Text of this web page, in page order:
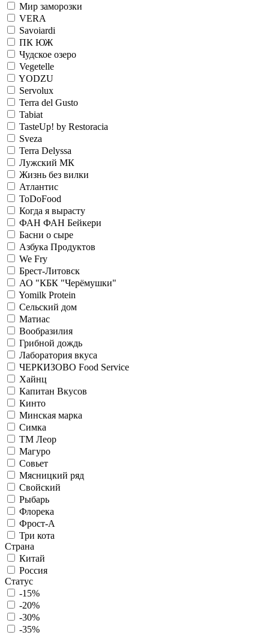
Мир заморозки
VERA
Savoiardi
ПК ЮЖ
Чудское озеро
Vegetelle
YODZU
Servolux
Terra del Gusto
Tabiat
TasteUp! by Restoracia
Sveza
Terra Delyssa
Лужский МК
Жизнь без вилки
Атлантис
ToDoFood
Когда я вырасту
ФАН ФАН Бейкери
Басни о сыре
Азбука Продуктов
We Fry
Брест-Литовск
АО "КБК "Черёмушки"
Yomilk Protein
Сельский дом
Матиас
Вообразилия
Грибной дождь
Лаборатория вкуса
ЧЕРКИЗОВО Food Service
Хайнц
Капитан Вкусов
Кинто
Минская марка
Симка
ТМ Леор
Магуро
Совьет
Мясницкий ряд
Свойский
Рыбарь
Флорека
Фрост-А
Три кота
Страна
Китай
Россия
Статус
-15%
-20%
-30%
-35%